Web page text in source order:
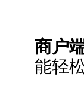
商户
能轻